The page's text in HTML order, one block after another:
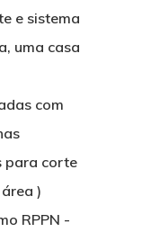
e sistema
uma casa
com
para corte
)
RPPN -